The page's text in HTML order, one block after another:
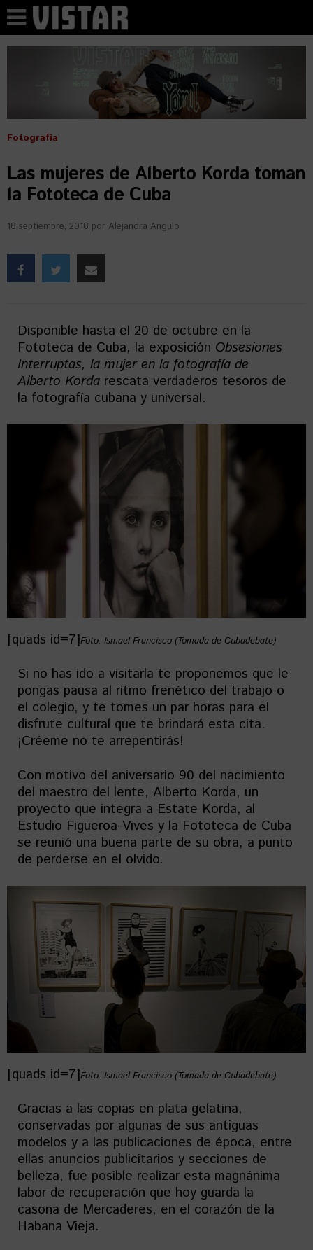
Fotografía
Las mujeres de Alberto Korda toman
la Fototeca de Cuba
18 septiembre, 2018 por Alejandra Angulo
Disponible hasta el 20 de octubre en la
Fototeca de Cuba, la exposición Obsesiones
Interruptas, la mujer en la fotografía de
Alberto Korda rescata verdaderos tesoros de
la fotografía cubana y universal.
[quads id=7]Foto: Ismael Francisco (Tomada de Cubadebate)
Si no has ido a visitarla te proponemos que le
pongas pausa al ritmo frenético del trabajo o
el colegio, y te tomes un par horas para el
disfrute cultural que te brindará esta cita.
¡Créeme no te arrepentirás!
Con motivo del aniversario 90 del nacimiento
del maestro del lente, Alberto Korda, un
proyecto que integra a Estate Korda, al
Estudio Figueroa-Vives y la Fototeca de Cuba
se reunió una buena parte de su obra, a punto
de perderse en el olvido.
[quads id=7]Foto: Ismael Francisco (Tomada de Cubadebate)
Gracias a las copias en plata gelatina,
conservadas por algunas de sus antiguas
modelos y a las publicaciones de época, entre
ellas anuncios publicitarios y secciones de
belleza, fue posible realizar esta magnánima
labor de recuperación que hoy guarda la
casona de Mercaderes, en el corazón de la
Habana Vieja.